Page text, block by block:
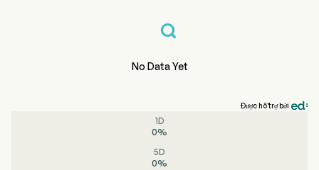
No Data Yet
Được hỗ trợ bởi
1D
0%
5D
0%